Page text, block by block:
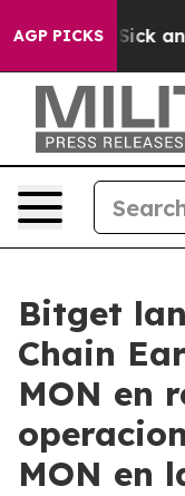
AGP PICKS
Are Sick and
Bitget
Chain
MON en
MON en